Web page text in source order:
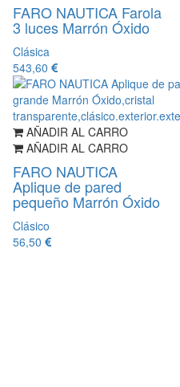
FARO NAUTICA Farola
3 luces Marrón Óxido
Clásica
543,60
AÑADIR AL CARRO
AÑADIR AL CARRO
FARO NAUTICA
Aplique de pared
pequeño Marrón Óxido
Clásico
56,50